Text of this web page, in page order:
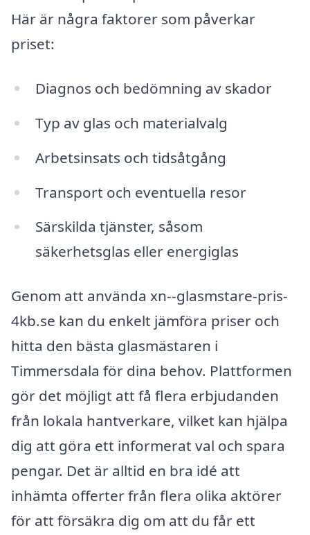
Här är några faktorer som påverkar
priset:
Diagnos och bedömning av skador
Typ av glas och materialvalg
Arbetsinsats och tidsåtgång
Transport och eventuella resor
Särskilda tjänster, såsom
säkerhetsglas eller energiglas
Genom att använda xn--glasmstare-pris-
4kb.se kan du enkelt jämföra priser och
hitta den bästa glasmästaren i
Timmersdala för dina behov. Plattformen
gör det möjligt att få flera erbjudanden
från lokala hantverkare, vilket kan hjälpa
dig att göra ett informerat val och spara
pengar. Det är alltid en bra idé att
inhämta offerter från flera olika aktörer
för att försäkra dig om att du får ett